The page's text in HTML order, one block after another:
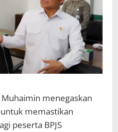
menegaskan
memastikan
peserta BPJS